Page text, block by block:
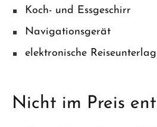
Koch- und Essgeschirr
Navigationsgerät
elektronische
Nicht im Preis